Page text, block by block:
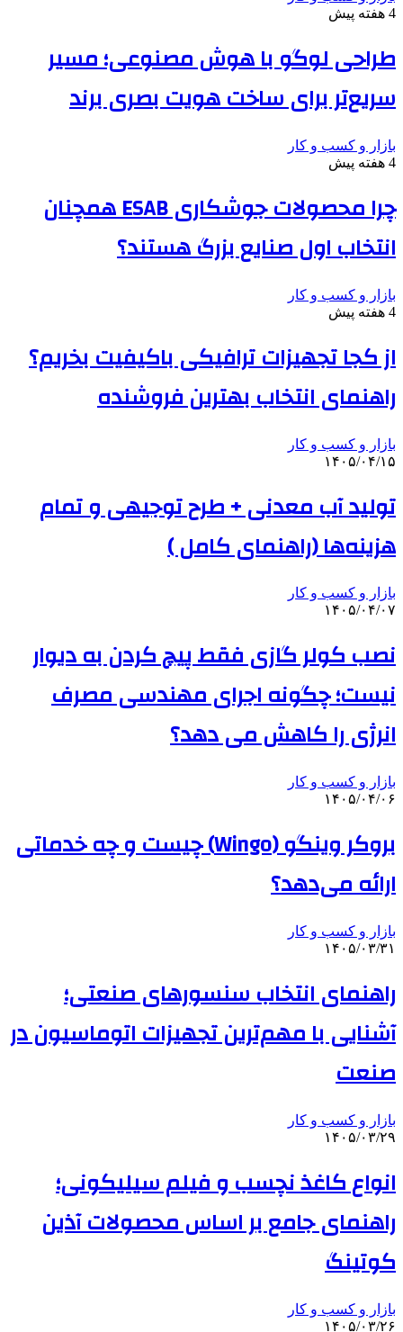
4 هفته پیش
طراحی لوگو با هوش مصنوعی؛ مسیر
سریع‌تر برای ساخت هویت بصری برند
بازار و کسب و کار
4 هفته پیش
چرا محصولات جوشکاری ESAB همچنان
انتخاب اول صنایع بزرگ هستند؟
بازار و کسب و کار
4 هفته پیش
از کجا تجهیزات ترافیکی باکیفیت بخریم؟
راهنمای انتخاب بهترین فروشنده
بازار و کسب و کار
۱۴۰۵/۰۴/۱۵
تولید آب معدنی + طرح توجیهی و تمام
هزینه‌ها (راهنمای کامل )
بازار و کسب و کار
۱۴۰۵/۰۴/۰۷
نصب کولر گازی فقط پیچ کردن به دیوار
نیست؛ چگونه اجرای مهندسی مصرف
انرژی را کاهش می دهد؟
بازار و کسب و کار
۱۴۰۵/۰۴/۰۶
بروکر وینگو (Wingo) چیست و چه خدماتی
ارائه می‌دهد؟
بازار و کسب و کار
۱۴۰۵/۰۳/۳۱
راهنمای انتخاب سنسورهای صنعتی؛
آشنایی با مهم‌ترین تجهیزات اتوماسیون در
صنعت
بازار و کسب و کار
۱۴۰۵/۰۳/۲۹
انواع کاغذ نچسب و فیلم سیلیکونی؛
راهنمای جامع بر اساس محصولات آذین
کوتینگ
بازار و کسب و کار
۱۴۰۵/۰۳/۲۶